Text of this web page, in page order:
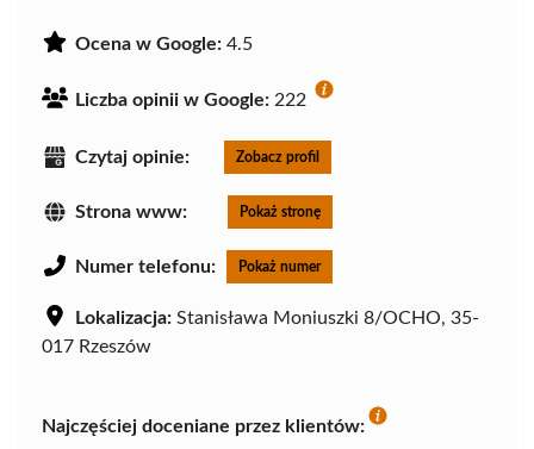
Ocena w Google: 4.5
Liczba opinii w Google: 222
Czytaj opinie: Zobacz profil
Strona www: Pokaż stronę
Numer telefonu: Pokaż numer
Lokalizacja: Stanisława Moniuszki 8/OCHO, 35-
017 Rzeszów
Najczęściej doceniane przez klientów: